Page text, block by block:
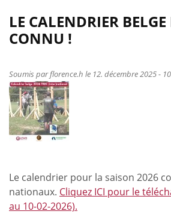
de
Formation
juges
candidats)
LE CALENDRIER BELGE
CONNU !
Soumis parflorence.h le 12. décembre 2025 -
Le calendrier pour la saison 2026
nationaux. Cliquez ICI pour le
au 10-02-2026).